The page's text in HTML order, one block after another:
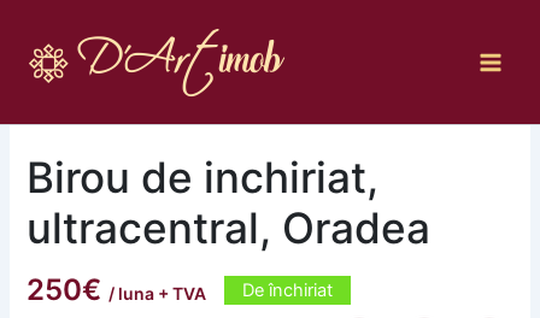
content
Birou de inchiriat,
ultracentral, Oradea
250€/ luna + TVA De închiriat